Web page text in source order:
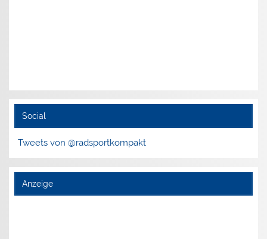
Social
Tweets von @radsportkompakt
Anzeige